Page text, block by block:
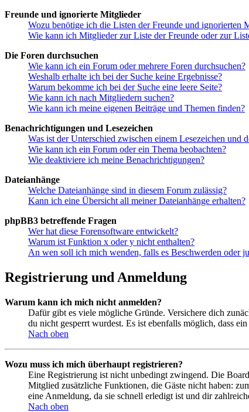
Freunde und ignorierte Mitglieder
Wozu benötige ich die Listen der Freunde und ignorierten
Wie kann ich Mitglieder zur Liste der Freunde oder zur
Die Foren durchsuchen
Wie kann ich ein Forum oder mehrere Foren durchsuchen?
Weshalb erhalte ich bei der Suche keine Ergebnisse?
Warum bekomme ich bei der Suche eine leere Seite?
Wie kann ich nach Mitgliedern suchen?
Wie kann ich meine eigenen Beiträge und Themen finden?
Benachrichtigungen und Lesezeichen
Was ist der Unterschied zwischen einem Lesezeichen und
Wie kann ich ein Forum oder ein Thema beobachten?
Wie deaktiviere ich meine Benachrichtigungen?
Dateianhänge
Welche Dateianhänge sind in diesem Forum zulässig?
Kann ich eine Übersicht all meiner Dateianhänge erhalten?
phpBB3 betreffende Fragen
Wer hat diese Forensoftware entwickelt?
Warum ist Funktion x oder y nicht enthalten?
An wen soll ich mich wenden, falls es Beschwerden oder
Registrierung und Anmeldung
Warum kann ich mich nicht anmelden?
Dafür gibt es viele mögliche Gründe. Versichere dich
du nicht gesperrt wurdest. Es ist ebenfalls möglich, dass
Nach oben
Wozu muss ich mich überhaupt registrieren?
Eine Registrierung ist nicht unbedingt zwingend. Die
Mitglied zusätzliche Funktionen, die Gäste nicht haben:
eine Anmeldung, da sie schnell erledigt ist und dir
Nach oben